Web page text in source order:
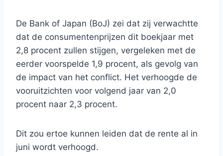
De Bank of Japan (BoJ) zei dat zij verwachtte
dat de consumentenprijzen dit boekjaar met
2,8 procent zullen stijgen, vergeleken met de
eerder voorspelde 1,9 procent, als gevolg van
de impact van het conflict. Het verhoogde de
vooruitzichten voor volgend jaar van 2,0
procent naar 2,3 procent.
Dit zou ertoe kunnen leiden dat de rente al in
juni wordt verhoogd.